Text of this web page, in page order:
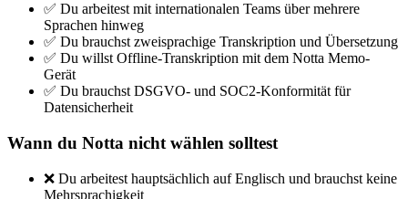
✅ Du arbeitest mit internationalen Teams über mehrere
Sprachen hinweg
✅ Du brauchst zweisprachige Transkription und Übersetzung
✅ Du willst Offline-Transkription mit dem Notta Memo-
Gerät
✅ Du brauchst DSGVO- und SOC2-Konformität für
Datensicherheit
Wann du Notta nicht wählen solltest
❌ Du arbeitest hauptsächlich auf Englisch und brauchst keine
Mehrsprachigkeit